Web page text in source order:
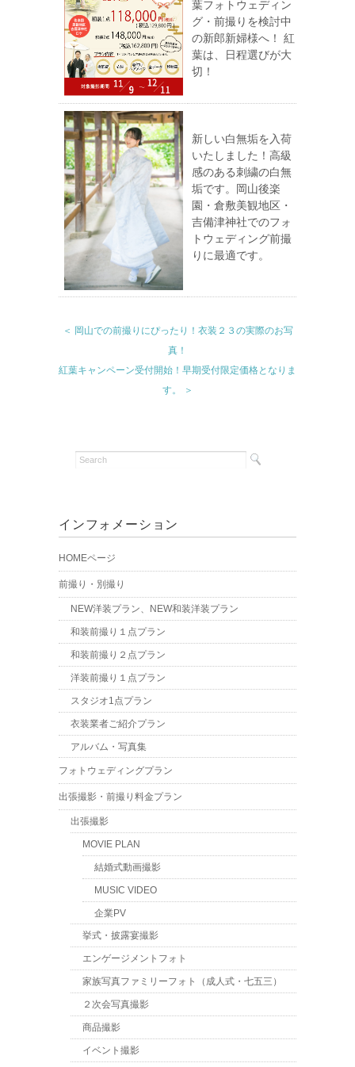
葉フォトウェディン
グ・前撮りを検討中
の新郎新婦様へ！ 紅
葉は、日程選びが大
切！
新しい白無垢を入荷
いたしました！高級
感のある刺繍の白無
垢です。岡山後楽
園・倉敷美観地区・
吉備津神社でのフォ
トウェディング前撮
りに最適です。
＜ 岡山での前撮りにぴったり！衣装２３の実際のお写
真！
紅葉キャンペーン受付開始！早期受付限定価格となりま
す。 ＞
インフォメーション
HOMEページ
前撮り・別撮り
NEW洋装プラン、NEW和装洋装プラン
和装前撮り１点プラン
和装前撮り２点プラン
洋装前撮り１点プラン
スタジオ1点プラン
衣装業者ご紹介プラン
アルバム・写真集
フォトウェディングプラン
出張撮影・前撮り料金プラン
出張撮影
MOVIE PLAN
結婚式動画撮影
MUSIC VIDEO
企業PV
挙式・披露宴撮影
エンゲージメントフォト
家族写真ファミリーフォト（成人式・七五三）
２次会写真撮影
商品撮影
イベント撮影